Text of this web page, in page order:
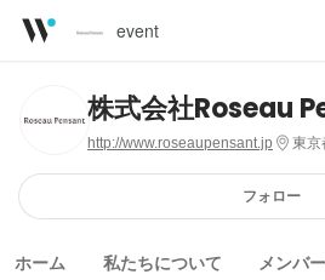
event
株式会社Roseau
http://www.roseaupensant.jp 東京
フォロー
ホーム 私たちについて メンバー